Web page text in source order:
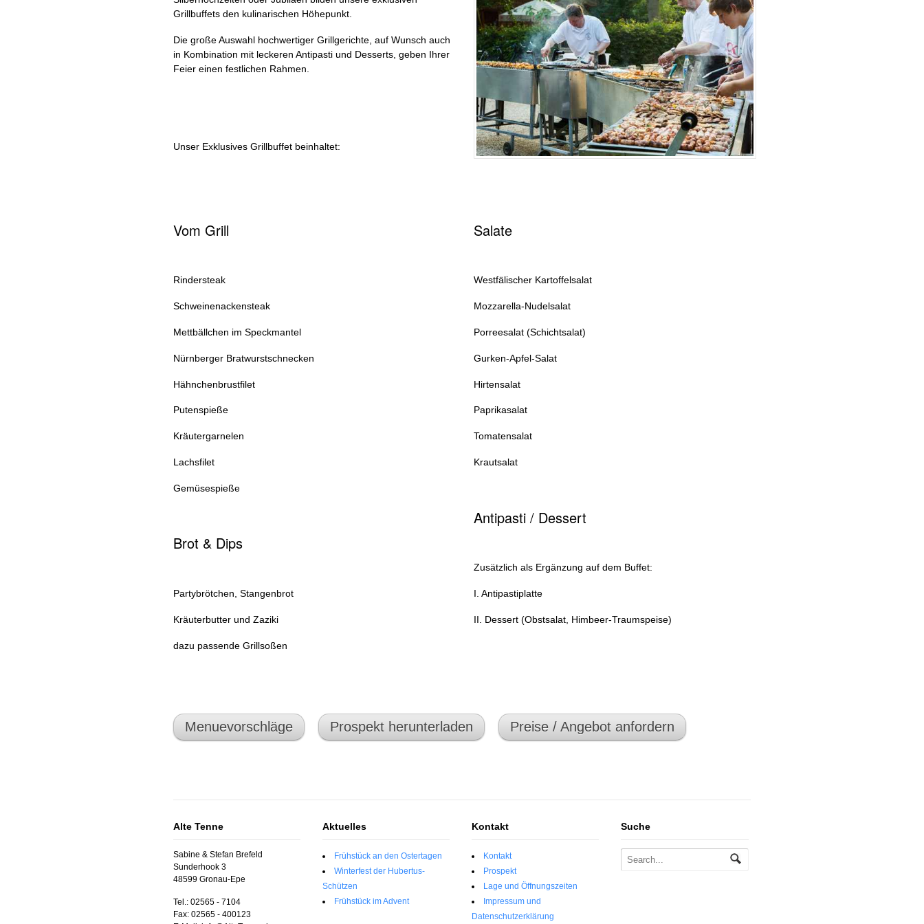
Grillbuffets den kulinarischen Höhepunkt.
Die große Auswahl hochwertiger Grillgerichte, auf Wunsch auch
in Kombination mit leckeren Antipasti und Desserts, geben Ihrer
Feier einen festlichen Rahmen.
Unser Exklusives Grillbuffet beinhaltet:
Vom Grill
Rindersteak
Schweinenackensteak
Mettbällchen im Speckmantel
Nürnberger Bratwurstschnecken
Hähnchenbrustfilet
Putenspieße
Kräutergarnelen
Lachsfilet
Gemüsespieße
Brot & Dips
Partybrötchen, Stangenbrot
Kräuterbutter und Zaziki
dazu passende Grillsoßen
Salate
Westfälischer Kartoffelsalat
Mozzarella-Nudelsalat
Porreesalat (Schichtsalat)
Gurken-Apfel-Salat
Hirtensalat
Paprikasalat
Tomatensalat
Krautsalat
Antipasti / Dessert
Zusätzlich als Ergänzung auf dem Buffet:
I. Antipastiplatte
II. Dessert (Obstsalat, Himbeer-Traumspeise)
Menuevorschläge Prospekt herunterladen Preise / Angebot anfordern
Alte Tenne
Sabine & Stefan Brefeld
Sunderhook 3
48599 Gronau-Epe
Tel.: 02565 - 7104
Fax: 02565 - 400123
Aktuelles
Frühstück an den Ostertagen
Winterfest der Hubertus-
Schützen
Frühstück im Advent
Kontakt
Kontakt
Prospekt
Lage und Öffnungszeiten
Impressum und
Datenschutzerklärung
Suche